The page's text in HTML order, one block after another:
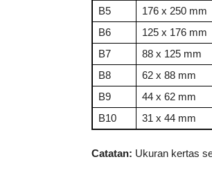
B5
176 x 250 mm
B6
125 x 176 mm
B7
88 x 125 mm
B8
62 x 88 mm
B9
44 x 62 mm
B10
31 x 44 mm
Catatan: Ukuran kertas